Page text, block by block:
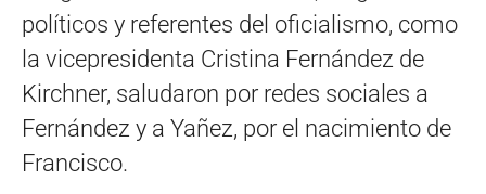
políticos y referentes del oficialismo, como
la vicepresidenta Cristina Fernández de
Kirchner, saludaron por redes sociales a
Fernández y a Yañez, por el nacimiento de
Francisco.